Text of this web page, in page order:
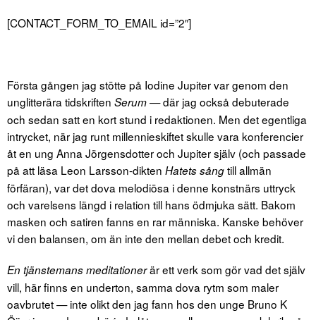
[CONTACT_FORM_TO_EMAIL id=”2″]
Första gången jag stötte på Iodine Jupiter var genom den
unglitterära tidskriften Serum— där jag också debuterade
och sedan satt en kort stund i redaktionen. Men det egentliga
intrycket, när jag runt millennieskiftet skulle vara konferencier
åt en ung Anna Jörgensdotter och Jupiter själv (och passade
på att läsa Leon Larsson-dikten Hatets sångtill allmän
förfäran), var det dova melodiösa i denne konstnärs uttryck
och varelsens längd i relation till hans ödmjuka sätt. Bakom
masken och satiren fanns en rar människa. Kanske behöver
vi den balansen, om än inte den mellan debet och kredit.
En tjänstemans meditationerär ett verk som gör vad det själv
vill, här finns en underton, samma dova rytm som maler
oavbrutet — inte olikt den jag fann hos den unge Bruno K